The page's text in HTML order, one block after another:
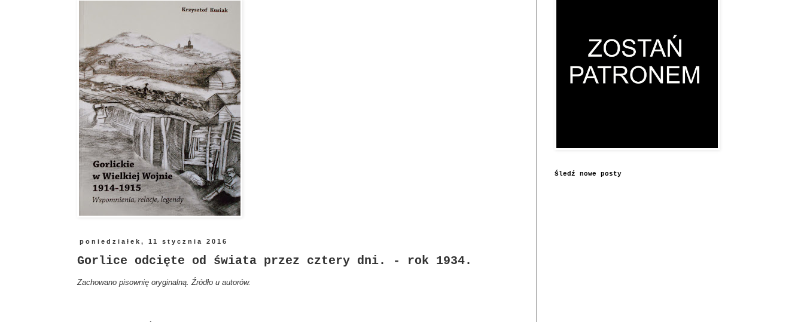
poniedziałek, 11 stycznia 2016
Gorlice odcięte od świata przez cztery dni. - rok 1934.
Zachowano pisownię oryginalną. Źródło u autorów.
Śledź nowe posty